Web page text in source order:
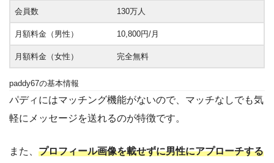
会員数 130万人
月額料金（男性） 10,800円/月
月額料金（女性） 完全無料
paddy67の基本情報
パディにはマッチング機能がないので、マッチなしでも気
軽にメッセージを送れるのが特徴です。
また、 プロフィール画像を載せずに男性にアプローチする